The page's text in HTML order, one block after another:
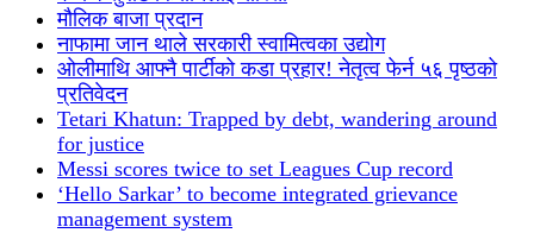
मौलिक बाजा प्रदान
नाफामा जान थाले सरकारी स्वामित्वका उद्योग
ओलीमाथि आफ्नै पार्टीको कडा प्रहार! नेतृत्व फेर्न ५६ पृष्ठको
प्रतिवेदन
Tetari Khatun: Trapped by debt, wandering around
for justice
Messi scores twice to set Leagues Cup record
‘Hello Sarkar’ to become integrated grievance
management system